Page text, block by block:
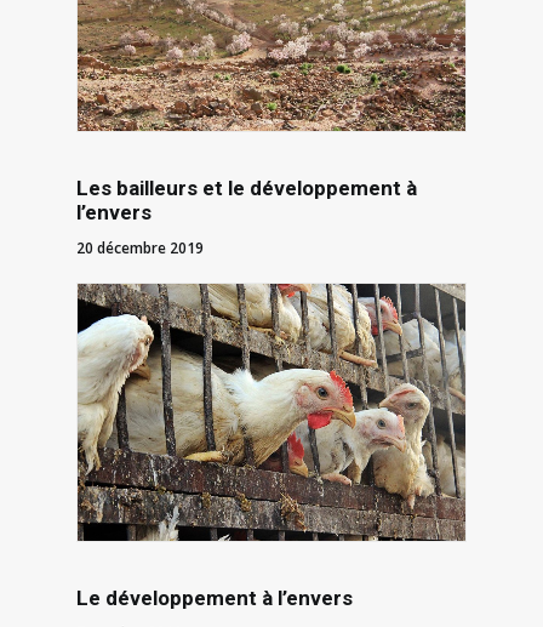
Les bailleurs et le développement à
l’envers
20 décembre 2019
Le développement à l’envers